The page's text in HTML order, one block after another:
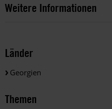
Weitere Informationen
Länder
Georgien
Themen